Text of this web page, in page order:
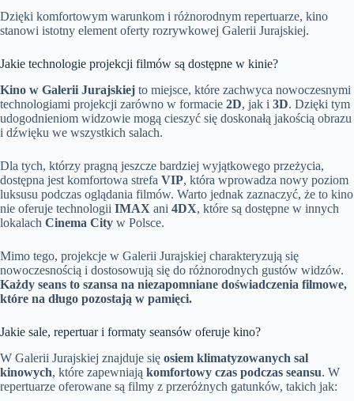
Dzięki komfortowym warunkom i różnorodnym repertuarze, kino
stanowi istotny element oferty rozrywkowej Galerii Jurajskiej.
Jakie technologie projekcji filmów są dostępne w kinie?
Kino w Galerii Jurajskiej to miejsce, które zachwyca nowoczesnymi
technologiami projekcji zarówno w formacie 2D, jak i 3D. Dzięki tym
udogodnieniom widzowie mogą cieszyć się doskonałą jakością obrazu
i dźwięku we wszystkich salach.
Dla tych, którzy pragną jeszcze bardziej wyjątkowego przeżycia,
dostępna jest komfortowa strefa VIP, która wprowadza nowy poziom
luksusu podczas oglądania filmów. Warto jednak zaznaczyć, że to kino
nie oferuje technologii IMAX ani 4DX, które są dostępne w innych
lokalach Cinema City w Polsce.
Mimo tego, projekcje w Galerii Jurajskiej charakteryzują się
nowoczesnością i dostosowują się do różnorodnych gustów widzów.
Każdy seans to szansa na niezapomniane doświadczenia filmowe,
które na długo pozostają w pamięci.
Jakie sale, repertuar i formaty seansów oferuje kino?
W Galerii Jurajskiej znajduje się osiem klimatyzowanych sal
kinowych, które zapewniają komfortowy czas podczas seansu. W
repertuarze oferowane są filmy z przeróżnych gatunków, takich jak: